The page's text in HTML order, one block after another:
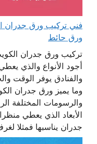
ورق حائط
تركيب ورق جدران
أجود الأنواع والذي
والفنادق يوفر الوقت
وما يميز ورق جدران
والرسومات المختلفة
الأبعاد الذي يعطي
جدران يناسبها فمثلا